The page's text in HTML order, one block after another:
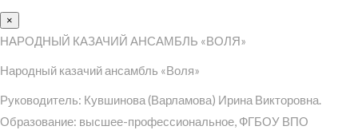
×
НАРОДНЫЙ КАЗАЧИЙ АНСАМБЛЬ «ВОЛЯ»
Народный казачий ансамбль «Воля»
Руководитель: Кувшинова (Варламова) Ирина Викторовна.
Образование: высшее-профессиональное, ФГБОУ ВПО